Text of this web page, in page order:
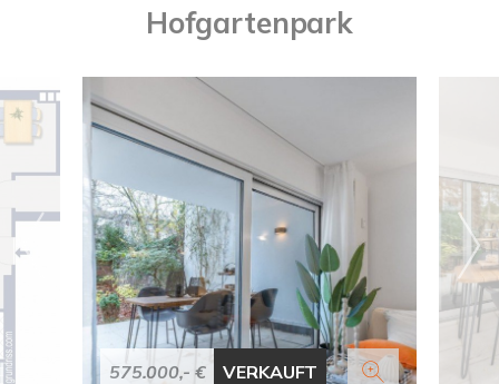
Hofgartenpark
575.000,- € VERKAUFT